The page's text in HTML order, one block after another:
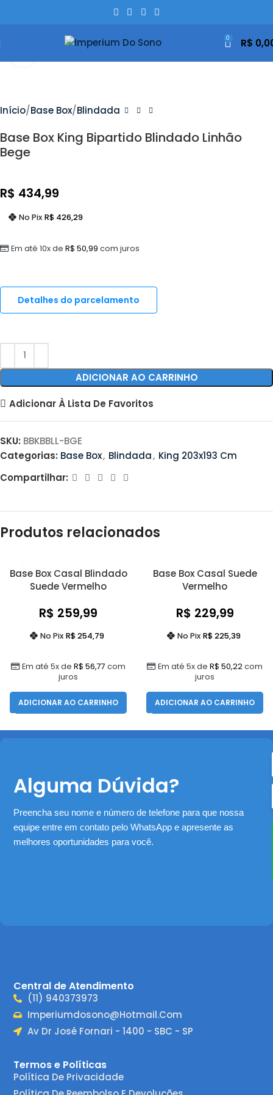
0 R$
Início Base Box Blindada
Base Box King Bipartido Blindado Linhão
Bege
R$ 434,99
Em até 10x de R$ 50,99 com juros
No Pix R$426,29
Detalhes do parcelamento
ADICIONAR AO CARRINHO
Adicionar À Lista De Favoritos
SKU: BBKBBLL-BGE
Categorias: Base Box, Blindada, King 203x193 Cm
Compartilhar:
Produtos relacionados
Base Box Casal Blindado
Suede Vermelho
R$ 259,99
Em até 5x de R$ 56,77 com
juros
No Pix R$254,79
ADICIONAR AO CARRINHO
Base Box Casal Suede
Vermelho
R$ 229,99
Em até 5x de R$ 50,22com
juros
No Pix R$225,39
ADICIONAR AO CARRINHO
Alguma Dúvida?
Preencha seu nome e número de telefone para que nossa
equipe entre em contato pelo WhatsApp e apresente as
melhores oportunidades para você.
Central de Atendimento
(11) 940373973
Imperiumdosono@hotmail.com
Av Dr José Fornari - 1400 - SBC - SP
Termos e Políticas
Política De Privacidade